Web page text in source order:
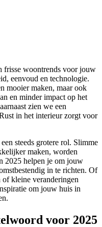
frisse woontrends voor jouw
eenvoud en technologie.
mooier maken, maar ook
en minder impact op het
zien we een
in het interieur zorgt voor
steeds grotere rol. Slimme
maken, worden
2025 helpen je om jouw
in te richten. Of
kleine veranderingen
om jouw huis in
voor 2025